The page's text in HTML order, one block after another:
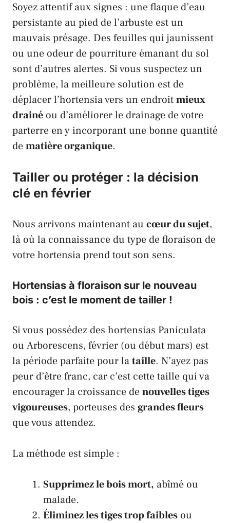
Soyez attentif aux signes : une flaque d’eau
persistante au pied de l’arbuste est un
mauvais présage. Des feuilles qui jaunissent
ou une odeur de pourriture émanant du sol
sont d’autres alertes. Si vous suspectez un
problème, la meilleure solution est de
déplacer l’hortensia vers un endroitmieux
drainé ou d’améliorer le drainage de votre
parterre en y incorporant une bonne quantité
dematière organique.
Tailler ou protéger : la décision
clé en février
Nous arrivons maintenant au cœur du sujet,
là où la connaissance du type de floraison de
votre hortensia prend tout son sens.
Hortensias à floraison sur le nouveau
bois : c’est le moment de tailler !
Si vous possédez des hortensias Paniculata
ou Arborescens, février (ou début mars) est
la période parfaite pour lataille. N’ayez pas
peur d’être franc, car c’est cette taille qui va
encourager la croissance denouvelles tiges
vigoureuses, porteuses des grandes fleurs
que vous attendez.
La méthode est simple :
Supprimez le bois mort, abîmé ou
malade.
Éliminez les tiges trop faibles ou